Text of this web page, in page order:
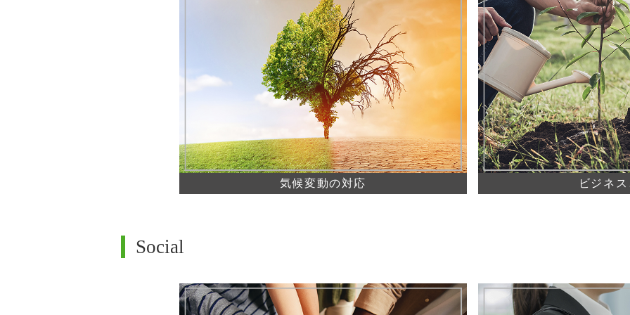
気候変動の対応 ビジネ
Social